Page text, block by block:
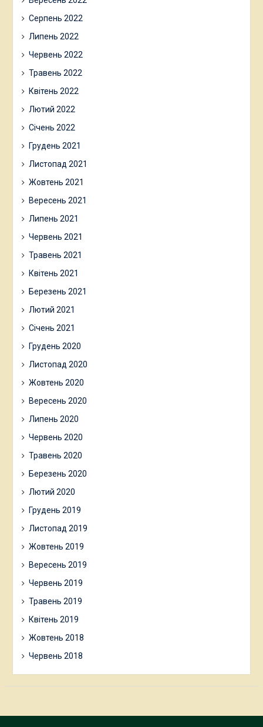
Серпень 2022
Липень 2022
Червень 2022
Травень 2022
Квітень 2022
Лютий 2022
Січень 2022
Грудень 2021
Листопад 2021
Жовтень 2021
Вересень 2021
Липень 2021
Червень 2021
Травень 2021
Квітень 2021
Березень 2021
Лютий 2021
Січень 2021
Грудень 2020
Листопад 2020
Жовтень 2020
Вересень 2020
Липень 2020
Червень 2020
Травень 2020
Березень 2020
Лютий 2020
Грудень 2019
Листопад 2019
Жовтень 2019
Вересень 2019
Червень 2019
Травень 2019
Квітень 2019
Жовтень 2018
Червень 2018